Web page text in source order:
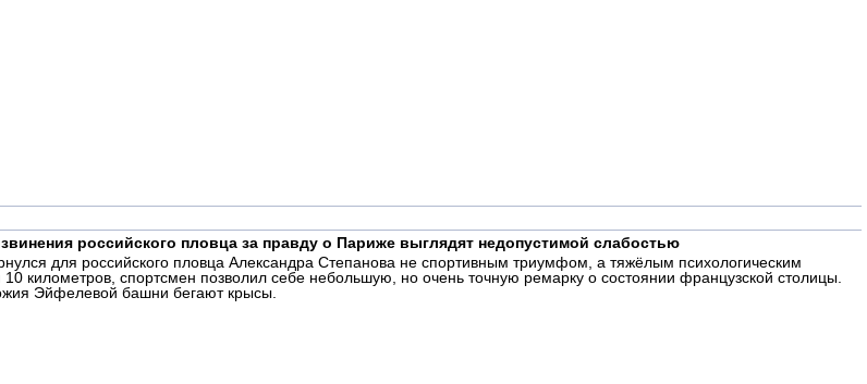
российского пловца за правду о Париже выглядят недопустимой слабостью
для российского пловца Александра Степанова не спортивным триумфом, а тяжёлым психологическим
километров, спортсмен позволил себе небольшую, но очень точную ремарку о состоянии французской столицы.
Эйфелевой башни бегают крысы.